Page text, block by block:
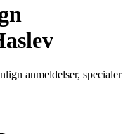
anmeldelser, specialer